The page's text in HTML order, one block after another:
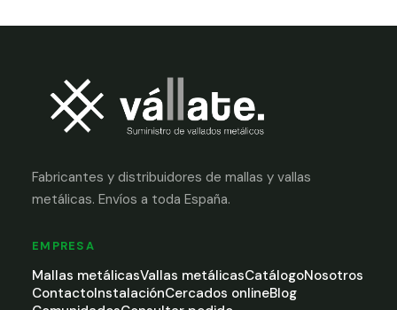
Fabricantes y distribuidores de mallas y vallas
metálicas. Envíos a toda España.
EMPRESA
Mallas metálicasVallas metálicasCatálogoNosotros
ContactoInstalaciónCercados onlineBlog